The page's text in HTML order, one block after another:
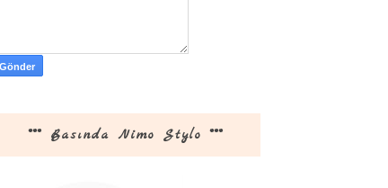
*** Basında Nimo Stylo ***